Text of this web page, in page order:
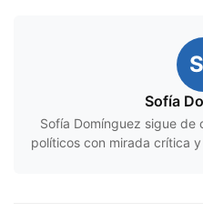
Sofía
Sofía Domínguez sigue de
políticos con mirada crítica